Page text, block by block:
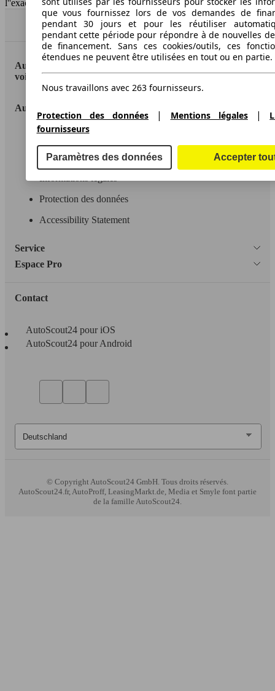
l''exactitude des indications fournies.
Haut
AutoScout24: la plus grande plateforme en ligne de
voitures en Europe
AutoScout24
A propos d'AutoScout24
Conditions d'utilisation
Protection des données
Accessibility Statement
Service
Espace Pro
Contact
AutoScout24 pour iOS
AutoScout24 pour Android
© CopyrightAutoScout24 GmbH. Tous droits réservés.
AutoScout24.fr, AutoProff, LeasingMarkt.de, Media et Smyle font partie
de la famille AutoScout24.
que vous fournissez lors de vos demandes de
pendant 30 jours et pour les réutiliser
pendant cette période pour répondre à de nouvelles
de financement. Sans ces cookies/outils, ces
étendues ne peuvent être utilisées en tout ou en partie.
Nous travaillons avec 263 fournisseurs.
Protection des données | Mentions légales|
fournisseurs
Paramètres des données Accepter